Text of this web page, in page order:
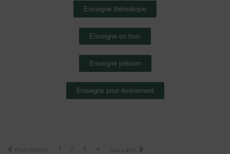
Enseigne thématique
Enseigne en bois
Enseigne prénom
Enseigne pour événement
Précédent 1 2 3 4 Suivant